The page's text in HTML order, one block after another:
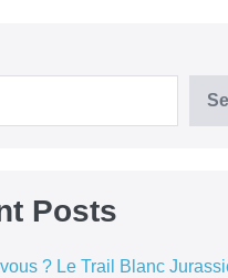
Posts
? Le Trail Blanc